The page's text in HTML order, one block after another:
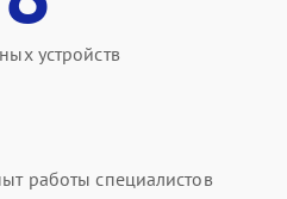
устройств
работы специалистов